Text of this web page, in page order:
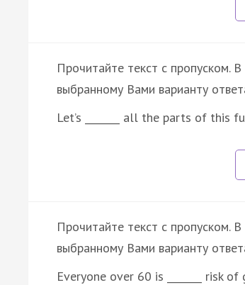
Прочитайте текст с пропуском.
выбранному Вами варианту
Let’s _______ all the parts of this
Прочитайте текст с пропуском.
выбранному Вами варианту
Everyone over 60 is _______ risk